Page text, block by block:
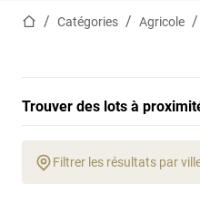
Page d'accueil
Catégories Agricole
Trouver des lots à
Filtrer les résultats par